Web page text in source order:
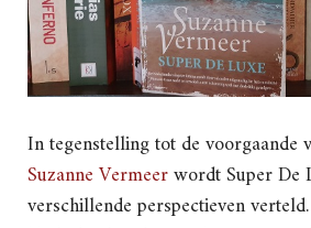
In tegenstelling tot de voorgaande
Suzanne Vermeerwordt Super De
verschillende perspectieven